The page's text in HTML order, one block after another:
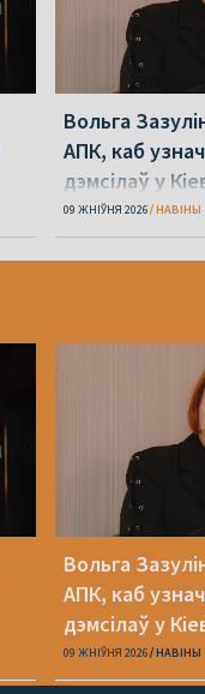
Вольга
АПК, каб
дэмсілаў у
Юлія Міцкевіч
09 ЖНІЎНЯ 2026 НАВІНЫ
Вольга
АПК, каб
дэмсілаў у
Юлія Міцкевіч
09 ЖНІЎНЯ 2026 НАВІНЫ